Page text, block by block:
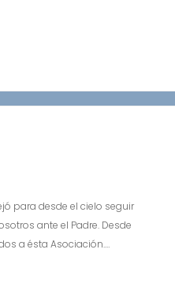
para desde el cielo seguir
ante el Padre. Desde
a ésta Asociación.…